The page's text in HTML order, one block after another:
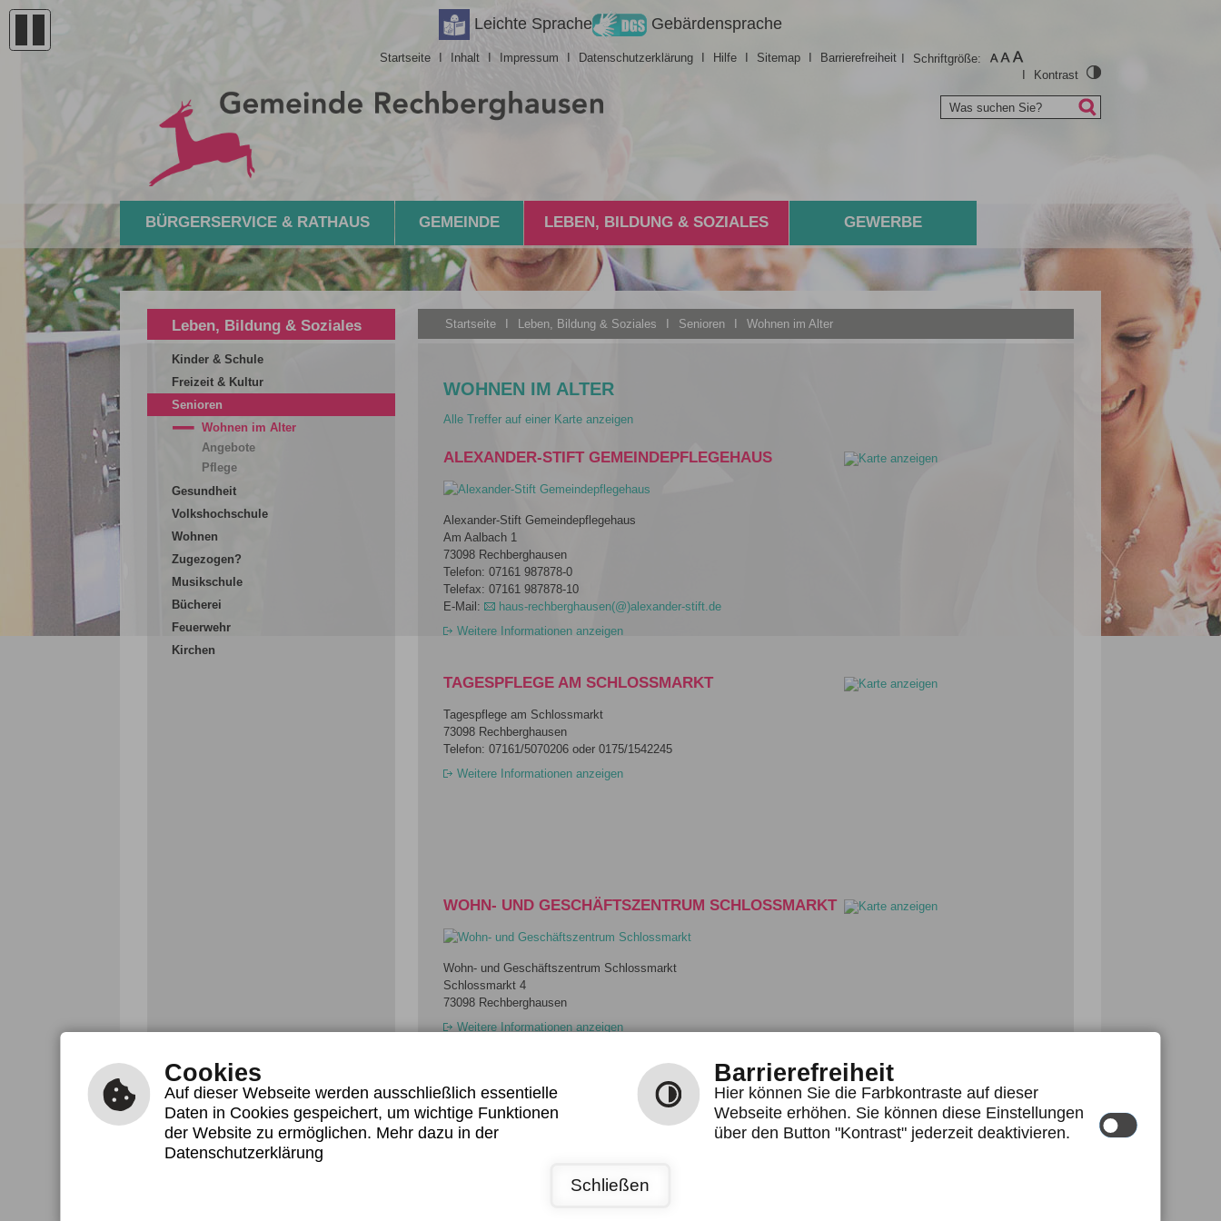
Leichte Sprache Gebärdensprache
Startseite Inhalt Impressum Datenschutzerklärung Hilfe Sitemap Barrierefreiheit
Schriftgröße:
Kontrast
Was suchen Sie?
BÜRGERSERVICE & RATHAUS GEMEINDE LEBEN, BILDUNG & SOZIALES GEWERBE
Leben, Bildung & Soziales Startseite Leben, Bildung & Soziales Senioren Wohnen im Alter
Kinder & Schule
Freizeit & Kultur
Senioren
Wohnen im Alter
Angebote
Pflege
Gesundheit
Volkshochschule
Wohnen
Zugezogen?
Musikschule
Bücherei
Feuerwehr
Kirchen
WOHNEN IM ALTER
Alle Treffer auf einer Karte anzeigen
ALEXANDER-STIFT GEMEINDEPFLEGEHAUS
Alexander-Stift Gemeindepflegehaus
Am Aalbach 1
73098 Rechberghausen
Telefon: 07161 987878-0
Telefax: 07161 987878-10
E-Mail:
haus-rechberghausen(@)alexander-stift.de
Weitere Informationen anzeigen
TAGESPFLEGE AM SCHLOSSMARKT
Tagespflege am Schlossmarkt
73098 Rechberghausen
Telefon: 07161/5070206 oder 0175/1542245
Weitere Informationen anzeigen
WOHN- UND GESCHÄFTSZENTRUM SCHLOSSMARKT
Wohn- und Geschäftszentrum Schlossmarkt
Schlossmarkt 4
73098 Rechberghausen
Weitere Informationen anzeigen
INFO
Cookies
Auf dieser Webseite werden ausschließlich essentielle
Daten in Cookies gespeichert, um wichtige Funktionen
der Website zu ermöglichen. Mehr dazu in der
Datenschutzerklärung
Barrierefreiheit
Hier können Sie die Farbkontraste auf dieser
Webseite erhöhen. Sie können diese Einstellungen
über den Button "Kontrast" jederzeit deaktivieren.
Schließen